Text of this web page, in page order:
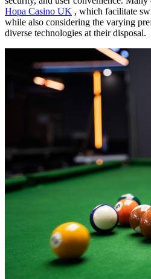
Hopa Casino UK , which facilitate
while also considering the varying
diverse technologies at their disposal.